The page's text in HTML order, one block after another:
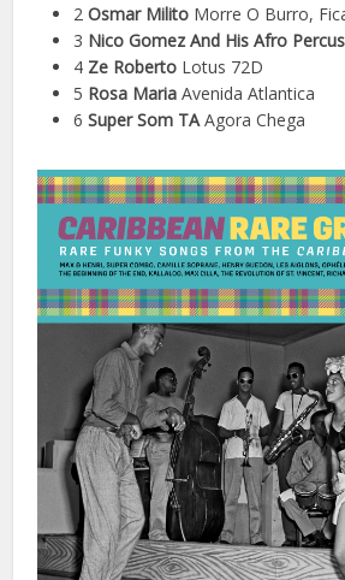
2Osmar Milito Morre O Burro,
3 Nico Gomez And His Afro
4 Ze Roberto Lotus 72D
5 Rosa MariaAvenida Atlantica
6Super Som TAAgora Chega